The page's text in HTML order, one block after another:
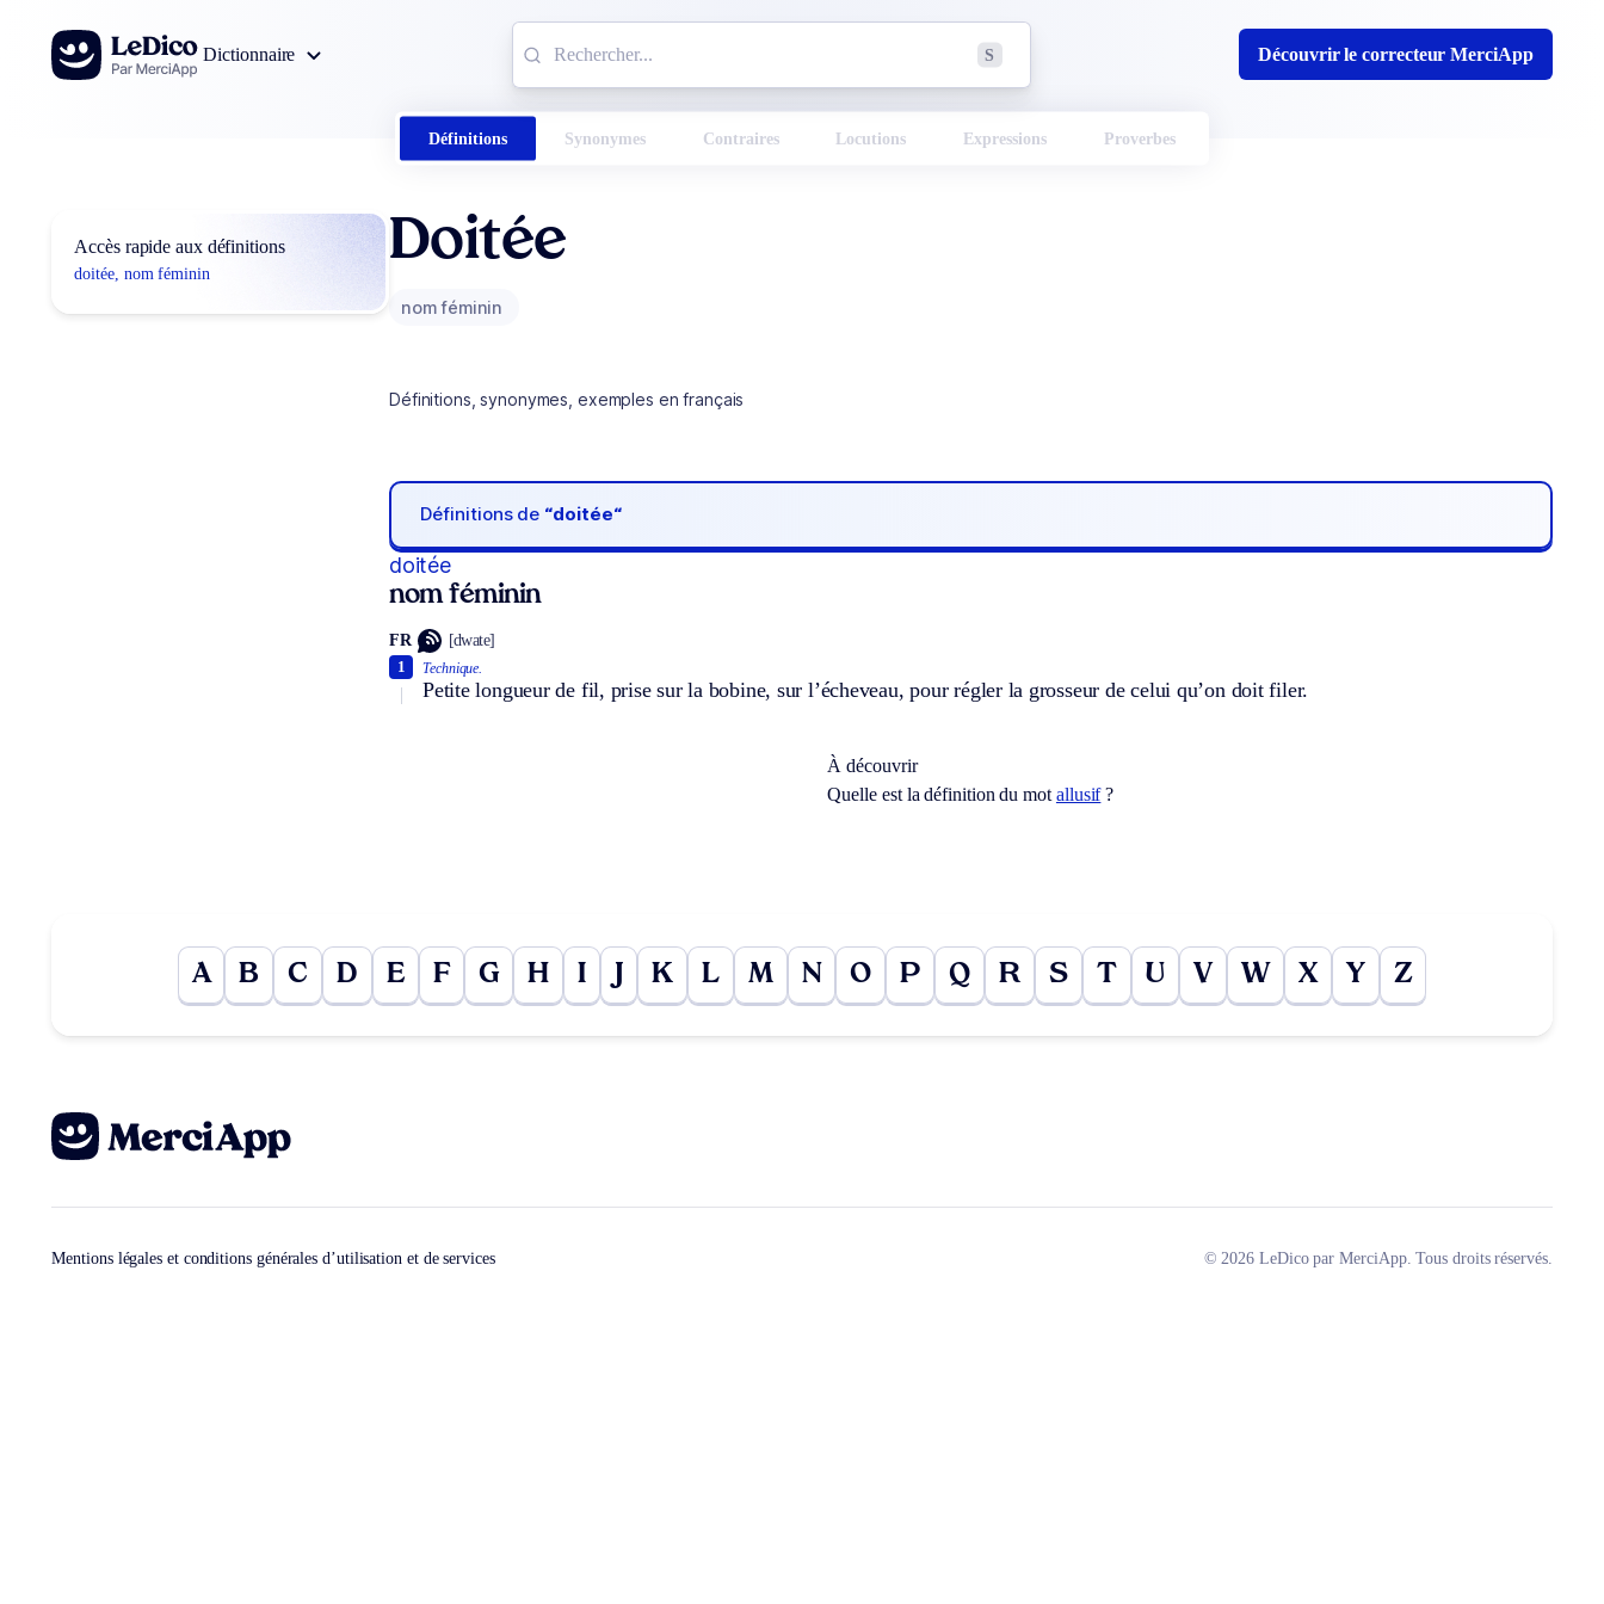
Aller au contenu
Dictionnaire
S Découvrir le correcteur MerciApp
Définitions Synonymes Contraires Locutions Expressions Proverbes
Accès rapide aux définitions
doitée, nom féminin
Doitée
nom féminin
Définitions, synonymes, exemples en français
Définitions de “doitée“
doitée
nom féminin
FR [dwate]
Technique.
Petite longueur de fil, prise sur la bobine, sur l’écheveau, pour régler la grosseur de celui qu’on doit filer.
1
À découvrir
Quelle est la définition du mot allusif?
A B C D E F G H I K L M N O P Q R S T U V W X Y Z
Mentions légales et conditions générales d’utilisation et de services © 2026 LeDico par MerciApp. Tous droits réservés.